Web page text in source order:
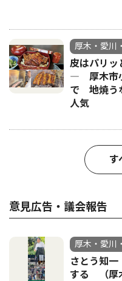
厚木・愛川
皮はパリッ
― 厚木市
で 地焼う
人気
す
意見広告・議会報告
厚木・愛川
さとう知
する （厚